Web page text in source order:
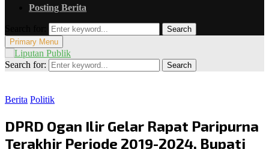
Posting Berita
Search
Primary Menu
Search for: Search
Berita Politik
DPRD Ogan Ilir Gelar Rapat Paripurna
Terakhir Periode 2019-2024, Bupati